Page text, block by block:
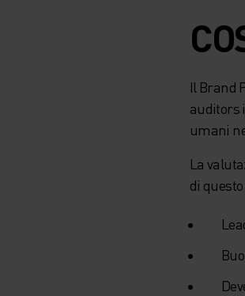
Il Brand
auditors
umani
La
di